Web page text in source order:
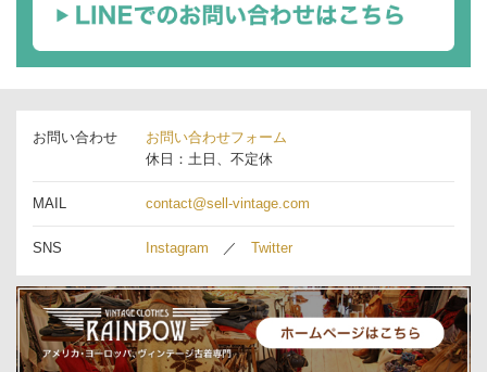
お問い合わせ
お問い合わせフォーム
休日：土日、不定休
MAIL contact@sell-vintage.com
SNS Instagram ／ Twitter